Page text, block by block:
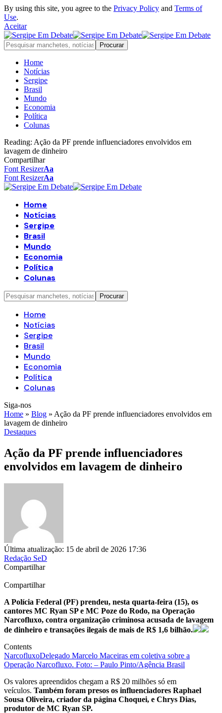
By using this site, you agree to the Privacy Policy and Terms of
Use.
Aceitar
Home
Notícias
Sergipe
Brasil
Mundo
Economia
Política
Colunas
Reading: Ação da PF prende influenciadores envolvidos em
lavagem de dinheiro
Compartilhar
Font ResizerAa
Font ResizerAa
Home
Notícias
Sergipe
Brasil
Mundo
Economia
Política
Colunas
Home
Notícias
Sergipe
Brasil
Mundo
Economia
Política
Colunas
Siga-nos
Home » Blog » Ação da PF prende influenciadores envolvidos em
lavagem de dinheiro
Destaques
Ação da PF prende influenciadores
envolvidos em lavagem de dinheiro
Última atualização: 15 de abril de 2026 17:36
Redação SeD
Compartilhar
Compartilhar
A Polícia Federal (PF) prendeu, nesta quarta-feira (15), os
cantores MC Ryan SP e MC Poze do Rodo, na Operação
Narcofluxo, contra organização criminosa acusada de lavagem
de dinheiro e transações ilegais de mais de R$ 1,6 bilhão.
Contents
NarcofluxoDelegado Marcelo Maceiras em coletiva sobre a
Operação Narcofluxo. Foto: – Paulo Pinto/Agência Brasil
Os valores apreendidos chegam a R$ 20 milhões só em
veículos. Também foram presos os influenciadores Raphael
Sousa Oliveira, criador da página Choquei, e Chrys Dias,
produtor de MC Ryan SP.